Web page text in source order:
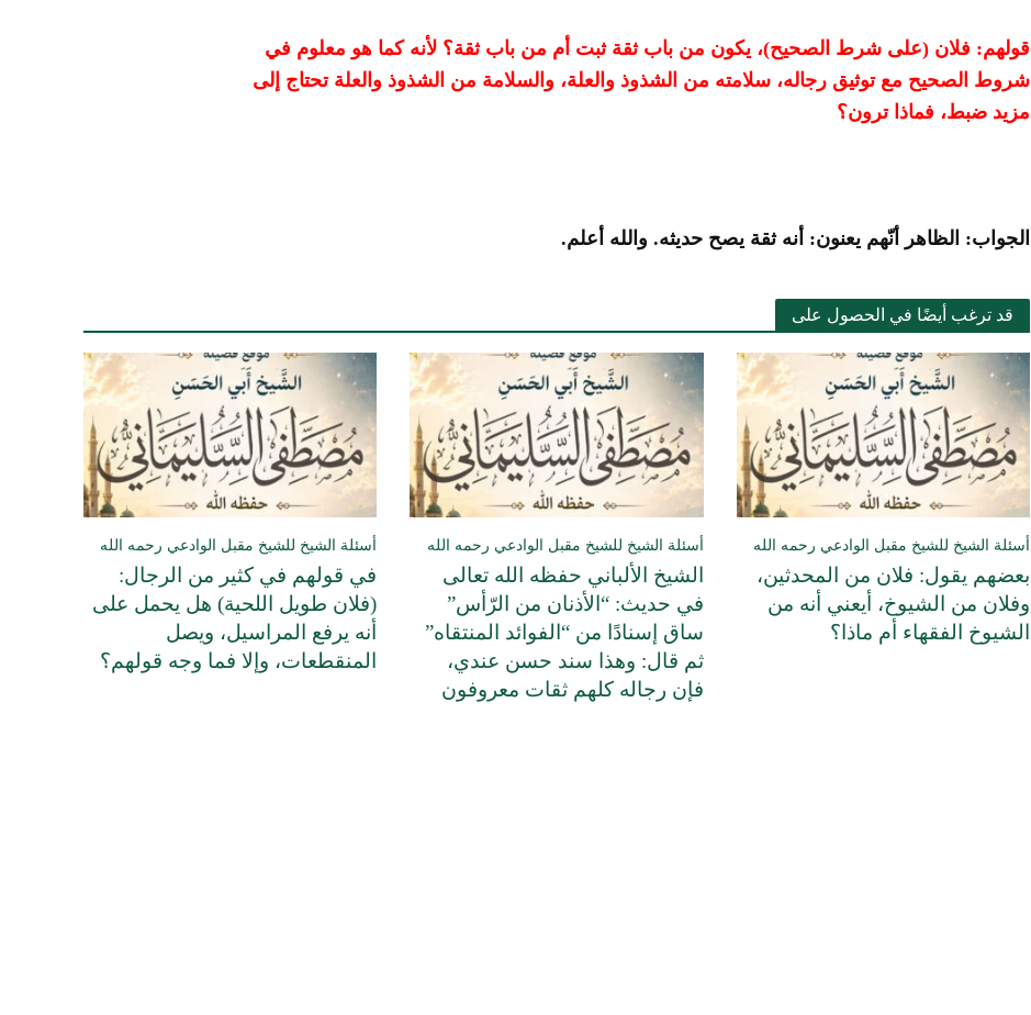
قولهم: فلان (على شرط الصحيح)، يكون من باب ثقة ثبت أم من باب ثقة؟ لأنه كما هو معلوم في
شروط الصحيح مع توثيق رجاله، سلامته من الشذوذ والعلة، والسلامة من الشذوذ والعلة تحتاج إلى
مزيد ضبط، فماذا ترون؟
الجواب: الظاهر أنّهم يعنون: أنه ثقة يصح حديثه. والله أعلم.
قد ترغب أيضًا في الحصول على
أسئلة الشيخ للشيخ مقبل الوادعي رحمه الله
بعضهم يقول: فلان من المحدثين،
وفلان من الشيوخ، أيعني أنه من
الشيوخ الفقهاء أم ماذا؟
أسئلة الشيخ للشيخ مقبل الوادعي رحمه الله
الشيخ الألباني حفظه الله تعالى
في حديث: “الأذنان من الرّأس”
ساق إسنادًا من “الفوائد المنتقاه”
ثم قال: وهذا سند حسن عندي،
فإن رجاله كلهم ثقات معروفون
أسئلة الشيخ للشيخ مقبل الوادعي رحمه الله
في قولهم في كثير من الرجال:
(فلان طويل اللحية) هل يحمل على
أنه يرفع المراسيل، ويصل
المنقطعات، وإلا فما وجه قولهم؟